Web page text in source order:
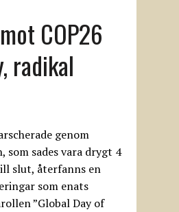
COP26
radikal
genom
som sades vara drygt 4
slut, återfanns en
som enats
”Global Day of